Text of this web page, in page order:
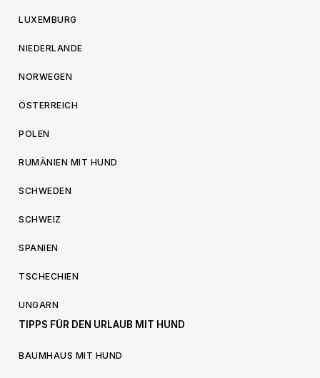
LUXEMBURG
NIEDERLANDE
NORWEGEN
ÖSTERREICH
POLEN
RUMÄNIEN MIT HUND
SCHWEDEN
SCHWEIZ
SPANIEN
TSCHECHIEN
UNGARN
TIPPS FÜR DEN URLAUB MIT HUND
BAUMHAUS MIT HUND